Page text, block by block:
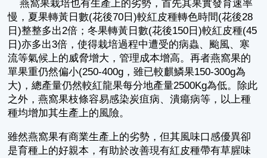
燕窩果栽培也有生產上的劣勢，首先其果實發育速率
慢，夏果轉黃日數(花後70日)較紅皮種轉色時間(花後28
日)整整多出2倍；冬果轉黃日數(花後150日)較紅皮種(45
日)亦多出3倍，使得栽培過程中遭受的病蟲、颱風、寒
流等氣候上的威脅增大，管理成本增高。再者燕窩果的
單果重仍然偏小(250-400g，雖已較麒鱗果150-300g為
大)，總產量仍然較紅龍果每分地產量2500Kg為低。除此
之外，燕窩果枝條容易感染炭疽病、潰瘍病等，以上種
種均增加其生產上的風險。
雖然燕窩果有商業生產上的劣勢，但其風味口感優異卻
是育種上的好親本，有助於改善現有紅皮種帶有草腥味